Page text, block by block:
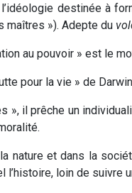
destinée à
maîtres »). Adepte du
au pouvoir » est le
pour la vie » de
», il prêche un
nature et dans la
l’histoire, loin de